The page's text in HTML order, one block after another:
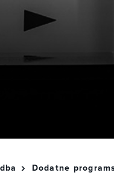
Dodatne